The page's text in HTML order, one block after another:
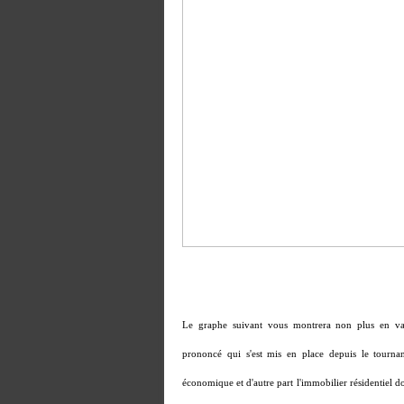
Le graphe suivant vous montrera non plus en
prononcé qui s'est mis en place depuis le
économique et d'autre part l'immobilier résidentiel